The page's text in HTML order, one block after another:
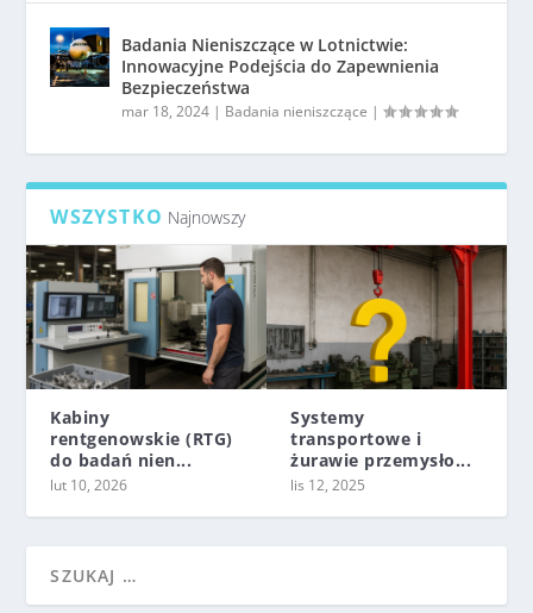
Badania Nieniszczące w Lotnictwie:
Innowacyjne Podejścia do Zapewnienia
Bezpieczeństwa
mar 18, 2024 | Badania nieniszczące |
WSZYSTKO Najnowszy
Kabiny
rentgenowskie (RTG)
do badań nien...
lut 10, 2026
Systemy
transportowe i
żurawie przemysło...
lis 12, 2025